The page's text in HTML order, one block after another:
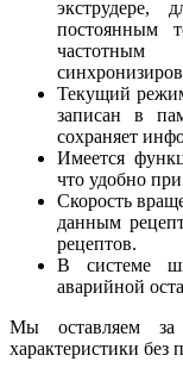
экструдере,
постоянным
частотным
Текущий
записан в
сохраняет
Имеется
что удобно
Скорость
данным
рецептов.
В системе
аварийной
Мы оставляем за
характеристики без